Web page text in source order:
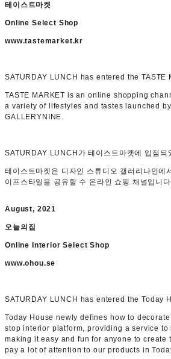
테이스트마켓
Online Select Shop
www.tastemarket.kr
SATURDAY LUNCH has entered the TASTE
TASTE MARKET is an online shopping
a variety of lifestyles and tastes launched
GALLERYNINE.
SATURDAY LUNCH가 테이스트마켓에 입점되
테이스트마켓은 디자인 스튜디오 갤러리나인에
이프스타일을 공유할 수 온라인 쇼핑 채널입니다.
August, 2021
오늘의집
Online Interior Select Shop
www.ohou.se
SATURDAY LUNCH has entered the Today
Today House newly defines how to
stop interior platform, providing a service
making it easy and fun for anyone to create
pay a lot of attention to our products in